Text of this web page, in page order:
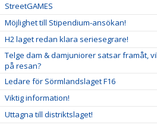
StreetGAMES
Möjlighet till Stipendium-ansökan!
H2 laget redan klara seriesegrare!
Telge dam & damjuniorer satsar framåt,
på resan?
Ledare för Sörmlandslaget F16
Viktig information!
Uttagna till distriktslaget!